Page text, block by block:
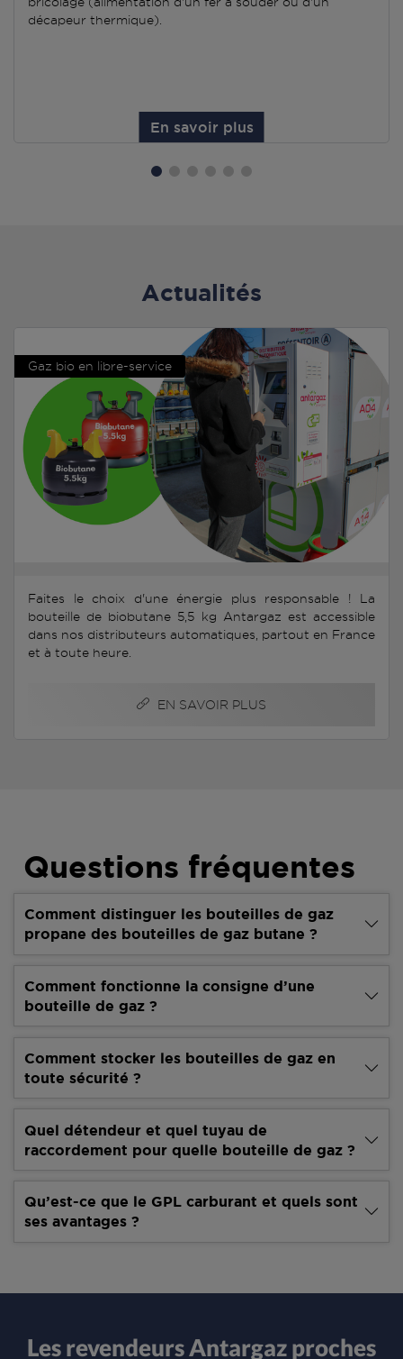
décapeur thermique).
En savoir plus
Actualités
Gaz bio en libre-service
Faites le choix d'une énergie plus responsable ! La
bouteille de biobutane 5,5 kg Antargaz est accessible
dans nos distributeurs automatiques, partout en France
et à toute heure.
EN SAVOIR PLUS
Questions fréquentes
Comment distinguer les bouteilles de gaz
propane des bouteilles de gaz butane ?
Comment fonctionne la consigne d’une
bouteille de gaz ?
Comment stocker les bouteilles de gaz en
toute sécurité ?
Quel détendeur et quel tuyau de
raccordement pour quelle bouteille de gaz ?
Qu’est-ce que le GPL carburant et quels sont
ses avantages ?
Les revendeurs Antargaz proches